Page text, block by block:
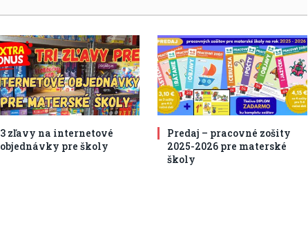
3 zľavy na internetové
objednávky pre školy
Predaj – pracovné zošity
2025-2026 pre materské
školy